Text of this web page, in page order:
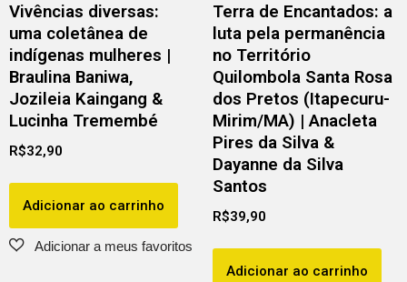
Vivências diversas:
uma coletânea de
indígenas mulheres |
Braulina Baniwa,
Jozileia Kaingang &
Lucinha Tremembé
R$32,90
Adicionar ao carrinho
Terra de Encantados: a
luta pela permanência
no Território
Quilombola Santa Rosa
dos Pretos (Itapecuru-
Mirim/MA) | Anacleta
Pires da Silva &
Dayanne da Silva
Santos
R$39,90
Adicionar ao carrinho